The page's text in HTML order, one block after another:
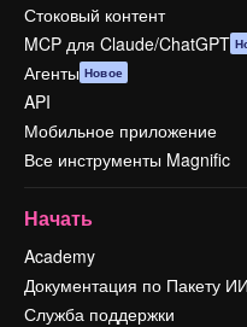
Стоковый контент
MCP для Claude/ChatGPT
Агенты Новое
API
Мобильное приложение
Все инструменты Magnific
Начать
Academy
Документация по Пакету ИИ
Служба поддержки